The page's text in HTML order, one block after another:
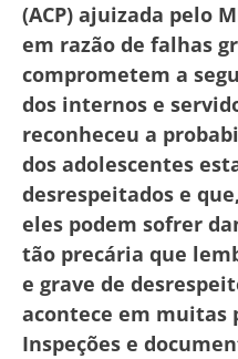
(ACP) ajuizada pelo
em razão de falhas
comprometem a
dos internos e
reconheceu a
dos adolescentes
desrespeitados e
eles podem sofrer
tão precária que
e grave de
acontece em muitas
Inspeções e